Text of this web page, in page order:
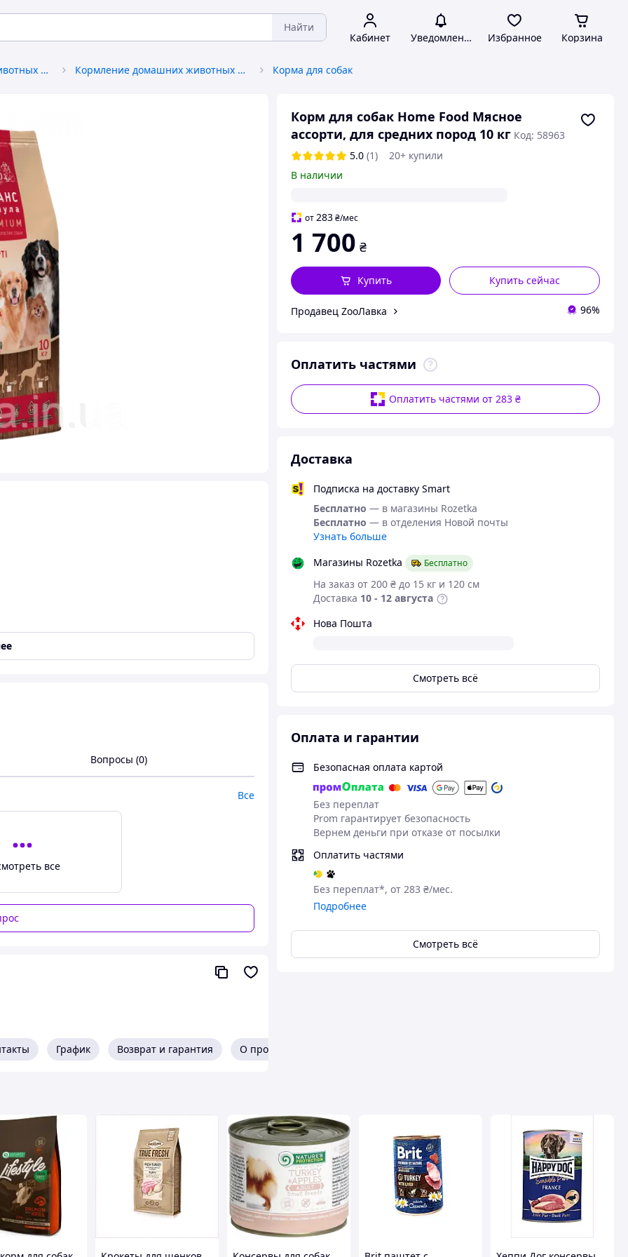
Найти
Кабинет Уведомления Избранное Корзина
Товары для домашних животных и птиц Кормление домашних животных и птиц Корма для собак
Корм для собак Home Food Мясное
ассорти, для средних пород 10 кг Код: 58963
5.0 (1)
20+ купили
В наличии
от283 ₴/мес
1 700 ₴
Купить сейчас
Купить
Продавец ZooЛавка 96%
Оплатить частями
Оплатить частями от 283 ₴
Доставка
Подписка на доставку Smart
Бесплатно — в магазины Rozetka
Бесплатно — в отделения Новой почты
Узнать больше
Магазины Rozetka
Бесплатно
На заказ от 200 ₴ до 15 кг и 120 см
Доставка 10 - 12 августа
Нова Пошта
Смотреть всё
Оплата и гарантии
Безопасная оплата картой
Без переплат
Prom гарантирует безопасность
Вернем деньги при отказе от посылки
Оплатить частями
Без переплат*, от 283 ₴/мес.
Подробнее
Смотреть всё
СОБАК МЯСНОЕ АССОРТИ
субпродукты мясные, цельный рис, ячмень,
жир говяжий (консерв.токоферолом
масло лосося (источник Омега-3, -6), масло
≤ 5%, зола ≤ 5, влажность - 10%, кальций
МЕ, витамин D3 750 МЕ, витамин Е 300 мг,
В1 - 4 мг, витамин В2 - 0.06 мг, витамин В3 -
-0.5мг, витамин В12 - 0.04 мг, цинк 80 мг,
мг, магний-0.1%, калий-0,7%, омега 3 жирные
активность
105
140
112-150
210
155-220
295
222-305
392
Вопросы (0)
Все
все
График Возврат и гарантия О продавце